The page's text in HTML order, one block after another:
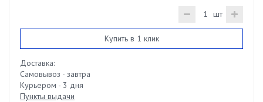
шт
Купить в 1 клик
Доставка:
Самовывоз - завтра
Курьером - 3 дня
Пункты выдачи